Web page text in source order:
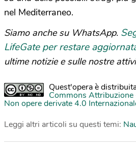
nel Mediterraneo.
Siamo anche su WhatsApp.
LifeGate per restare
ultime notizie e sulle nostre
Quest'opera è
Commons
Non opere derivate 4.0
Leggi altri articoli su questi temi: